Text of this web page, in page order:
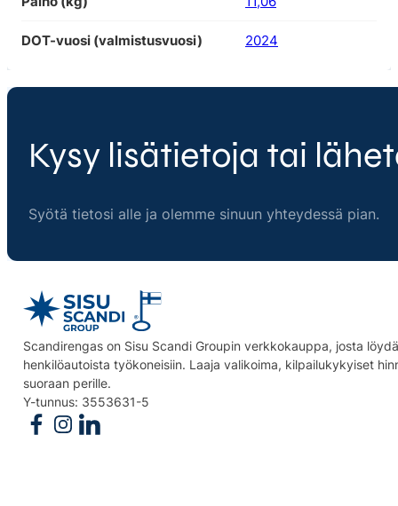
DOT-vuosi (valmistusvuosi) 2024
Kysy lisätietoja tai
Syötä tietosi alle ja olemme sinuun yhteydessä pian.
Scandirengas on Sisu Scandi Groupin verkkokauppa, josta
henkilöautoista työkoneisiin. Laaja valikoima, kilpailukykyiset
suoraan perille.
Y-tunnus: 3553631-5
Follow us on Facebook
Follow us on Instagram
Follow us on Linkedin